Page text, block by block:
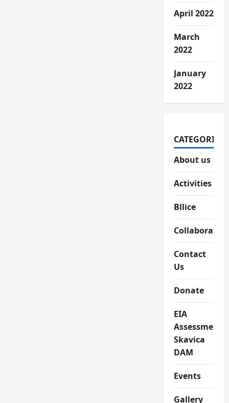
April 2022
March
2022
January
2022
CATEGORIES
About us
Activities
Bllice
Contact
Us
Donate
EIA
Assessment
Skavica
DAM
Events
Gallery